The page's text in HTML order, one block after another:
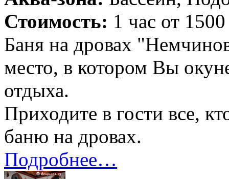
Стоимость: 1 час от
Баня на дровах
место, в котором Вы
отдыха.
Приходите в гости все,
баню на дровах.
Подробнее…